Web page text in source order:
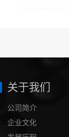
关于我们
公司简介
企业文化